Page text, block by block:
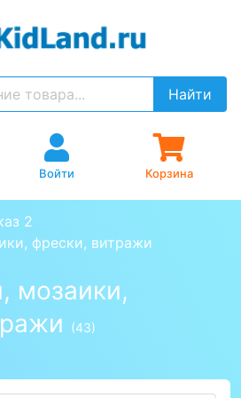
Найти
Войти Корзина
2
фрески, витражи
мозаики,
(43)